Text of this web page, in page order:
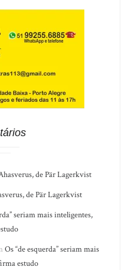
de Pär Lagerkvist
de Pär Lagerkvist
seriam mais inteligentes,
Os “de esquerda” seriam mais
estudo